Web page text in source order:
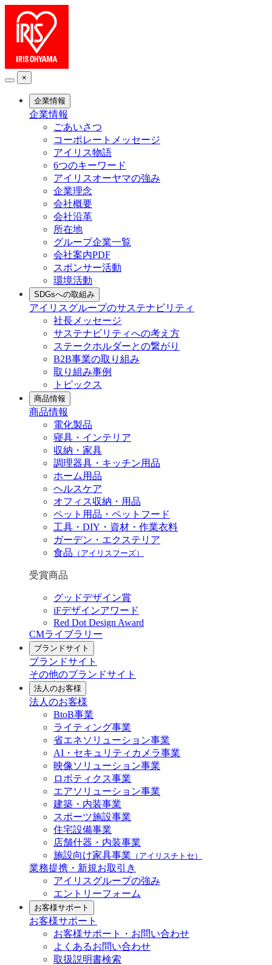
×
企業情報
企業情報
ごあいさつ
コーポレートメッセージ
アイリス物語
6つのキーワード
アイリスオーヤマの強み
企業理念
会社概要
会社沿革
所在地
グループ企業一覧
会社案内PDF
スポンサー活動
環境活動
SDGsへの取組み
アイリスグループのサステナビリティ
社長メッセージ
サステナビリティへの考え方
ステークホルダーとの繋がり
B2B事業の取り組み
取り組み事例
トピックス
商品情報
商品情報
電化製品
寝具・インテリア
収納・家具
調理器具・キッチン用品
ホーム用品
ヘルスケア
オフィス収納・用品
ペット用品・ペットフード
工具・DIY・資材・作業衣料
ガーデン・エクステリア
食品 （アイリスフーズ）
受賞商品
グッドデザイン賞
iFデザインアワード
Red Dot Design Award
CMライブラリー
ブランドサイト
ブランドサイト
その他のブランドサイト
法人のお客様
法人のお客様
BtoB事業
ライティング事業
省エネソリューション事業
AI・セキュリティカメラ事業
映像ソリューション事業
ロボティクス事業
エアソリューション事業
建築・内装事業
スポーツ施設事業
住宅設備事業
店舗什器・内装事業
施設向け家具事業 （アイリスチトセ）
業務提携・新規お取引き
アイリスグループの強み
エントリーフォーム
お客様サポート
お客様サポート
お客様サポート・お問い合わせ
よくあるお問い合わせ
取扱説明書検索